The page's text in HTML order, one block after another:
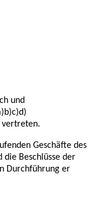
und
vertreten.
Geschäfte des
die Beschlüsse der
Durchführung er